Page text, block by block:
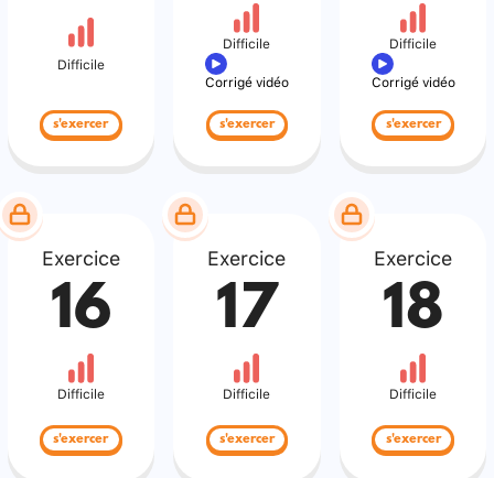
Difficile
s'exercer
Difficile
Corrigé vidéo
s'exercer
Difficile
Corrigé vidéo
s'exercer
Exercice
16
Difficile
s'exercer
Exercice
17
Difficile
s'exercer
Exercice
18
Difficile
s'exercer